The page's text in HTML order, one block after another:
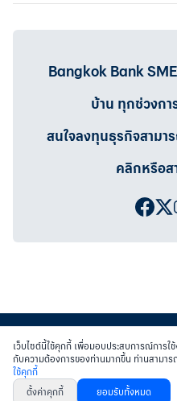
Bangkok Bank
บ้าน ทุกช่วงกา
สนใจลงทุนธุรกิจสามา
คลิกหรือส
สงวนสิทธิ์ พ.ศ.2558 บมจ.ธนาคารกรุ
หนังสือแจ้งการคุ้มครองข้อมูลส่วนบุคคล
เว็บไซต์นี้ใช้คุกกี้ เพื่อมอบประสบการณ์การ
กับความต้องการของท่านมากขึ้น ท่านสามา
ใช้คุกกี้
ตั้งค่าคุกกี้
ยอมรับทั้งหมด